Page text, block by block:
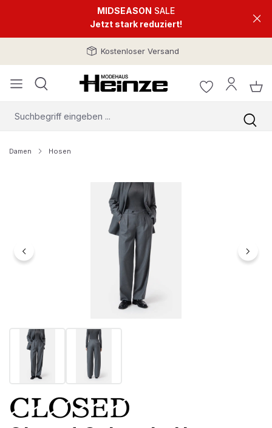
MIDSEASON SALE
Jetzt stark reduziert!
Kostenloser Versand
Damen Hosen
Bildergalerie überspringen